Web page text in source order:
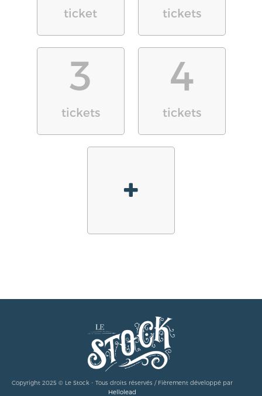
ticket tickets
3
tickets
4
tickets
Copyright 2025 © Le Stock - Tous droits réservés / Fièrement développé par
Hellolead